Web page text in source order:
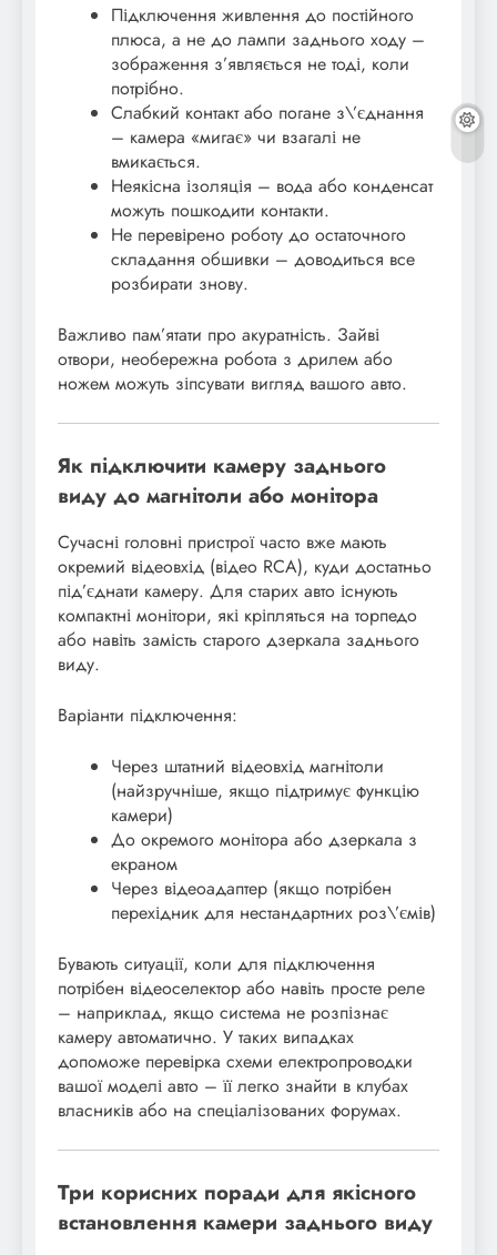
Підключення живлення до постійного
плюса, а не до лампи заднього ходу –
зображення з’являється не тоді, коли
потрібно.
Слабкий контакт або погане з\’єднання
– камера «мигає» чи взагалі не
вмикається.
Неякісна ізоляція – вода або конденсат
можуть пошкодити контакти.
Не перевірено роботу до остаточного
складання обшивки – доводиться все
розбирати знову.
Важливо пам’ятати про акуратність. Зайві
отвори, необережна робота з дрилем або
ножем можуть зіпсувати вигляд вашого авто.
Як підключити камеру заднього
виду до магнітоли або монітора
Сучасні головні пристрої часто вже мають
окремий відеовхід (відео RCA), куди достатньо
під’єднати камеру. Для старих авто існують
компактні монітори, які кріпляться на торпедо
або навіть замість старого дзеркала заднього
виду.
Варіанти підключення:
Через штатний відеовхід магнітоли
(найзручніше, якщо підтримує функцію
камери)
До окремого монітора або дзеркала з
екраном
Через відеоадаптер (якщо потрібен
перехідник для нестандартних роз\’ємів)
Бувають ситуації, коли для підключення
потрібен відеоселектор або навіть просте реле
– наприклад, якщо система не розпізнає
камеру автоматично. У таких випадках
допоможе перевірка схеми електропроводки
вашої моделі авто – її легко знайти в клубах
власників або на спеціалізованих форумах.
Три корисних поради для якісного
встановлення камери заднього виду